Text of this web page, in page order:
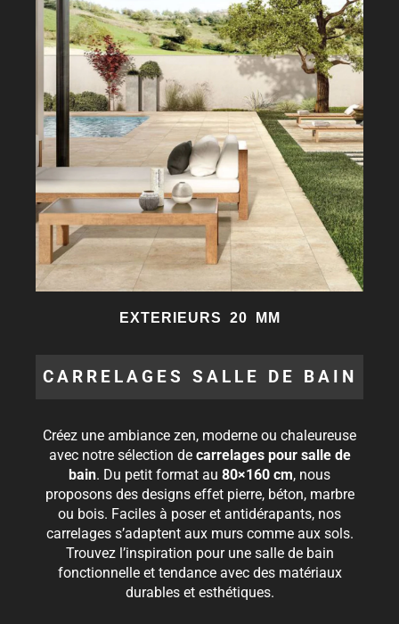
EXTERIEURS 20 MM
CARRELAGES SALLE DE BAIN
Créez une ambiance zen, moderne ou chaleureuse
avec notre sélection de carrelages pour salle de
bain. Du petit format au 80×160 cm, nous
proposons des designs effet pierre, béton, marbre
ou bois. Faciles à poser et antidérapants, nos
carrelages s’adaptent aux murs comme aux sols.
Trouvez l’inspiration pour une salle de bain
fonctionnelle et tendance avec des matériaux
durables et esthétiques.